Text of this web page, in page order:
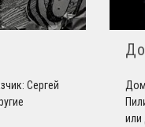
Сергей
Дом
или